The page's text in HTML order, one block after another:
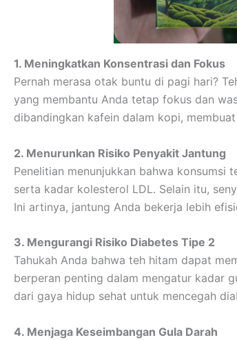
1. Meningkatkan Konsentrasi dan Fokus
Pernah merasa otak buntu di pagi hari?
yang membantu Anda tetap fokus dan
dibandingkan kafein dalam kopi,
2. Menurunkan Risiko Penyakit Jantung
Penelitian menunjukkan bahwa konsumsi
serta kadar kolesterol LDL. Selain itu,
Ini artinya, jantung Anda bekerja lebih
3. Mengurangi Risiko Diabetes Tipe 2
Tahukah Anda bahwa teh hitam dapat
berperan penting dalam mengatur kadar
dari gaya hidup sehat untuk mencegah
4. Menjaga Keseimbangan Gula Darah